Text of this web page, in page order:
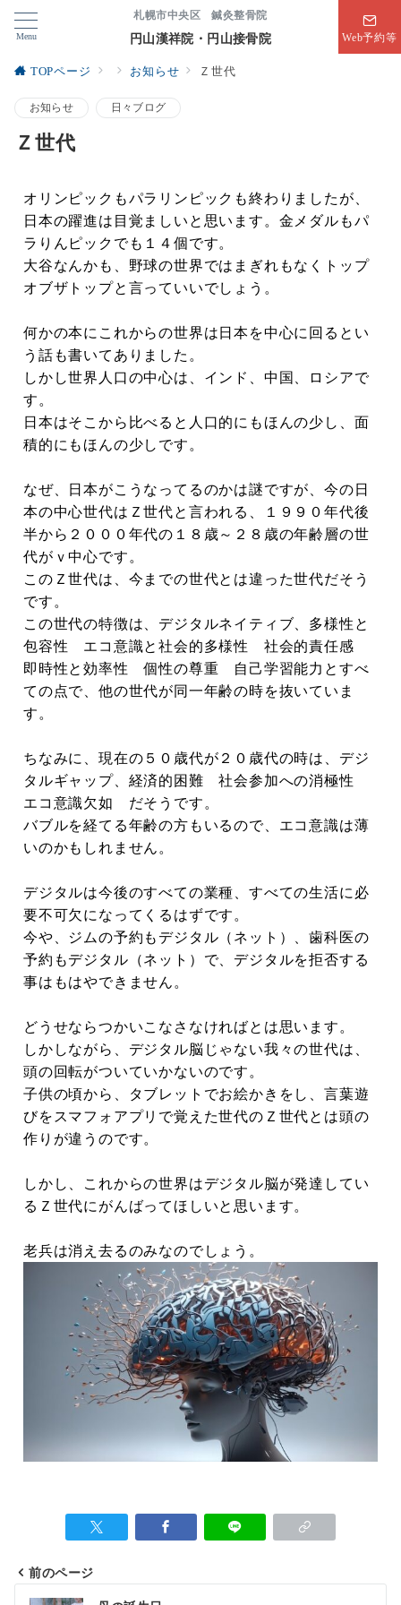
Menu
札幌市中央区 鍼灸整骨院
円山漢祥院・円山接骨院 Web予約等
TOPページ お知らせ Ｚ世代
お知らせ 日々ブログ
Ｚ世代
オリンピックもパラリンピックも終わりましたが、
日本の躍進は目覚ましいと思います。金メダルもパ
ラりんピックでも１４個です。
大谷なんかも、野球の世界ではまぎれもなくトップ
オブザトップと言っていいでしょう。
何かの本にこれからの世界は日本を中心に回るとい
う話も書いてありました。
しかし世界人口の中心は、インド、中国、ロシアで
す。
日本はそこから比べると人口的にもほんの少し、面
積的にもほんの少しです。
なぜ、日本がこうなってるのかは謎ですが、今の日
本の中心世代はＺ世代と言われる、１９９０年代後
半から２０００年代の１８歳～２８歳の年齢層の世
代がｖ中心です。
このＺ世代は、今までの世代とは違った世代だそう
です。
この世代の特徴は、デジタルネイティブ、多様性と
包容性 エコ意識と社会的多様性 社会的責任感
即時性と効率性 個性の尊重 自己学習能力とすべ
ての点で、他の世代が同一年齢の時を抜いていま
す。
ちなみに、現在の５０歳代が２０歳代の時は、デジ
タルギャップ、経済的困難 社会参加への消極性
エコ意識欠如 だそうです。
バブルを経てる年齢の方もいるので、エコ意識は薄
いのかもしれません。
デジタルは今後のすべての業種、すべての生活に必
要不可欠になってくるはずです。
今や、ジムの予約もデジタル（ネット）、歯科医の
予約もデジタル（ネット）で、デジタルを拒否する
事はもはやできません。
どうせならつかいこなさなければとは思います。
しかしながら、デジタル脳じゃない我々の世代は、
頭の回転がついていかないのです。
子供の頃から、タブレットでお絵かきをし、言葉遊
びをスマフォアプリで覚えた世代のＺ世代とは頭の
作りが違うのです。
しかし、これからの世界はデジタル脳が発達してい
るＺ世代にがんばってほしいと思います。
老兵は消え去るのみなのでしょう。
前のページ